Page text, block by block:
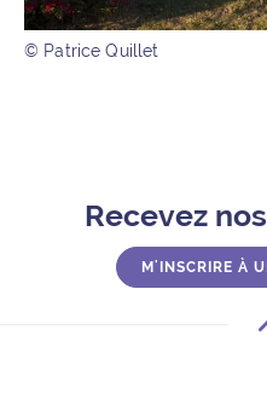
© Patrice Quillet
Recevez
M'INSCRIRE À